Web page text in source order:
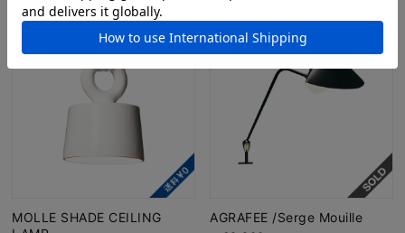
MOLLE SHADE CEILING
AGRAFEE /Serge Mouille